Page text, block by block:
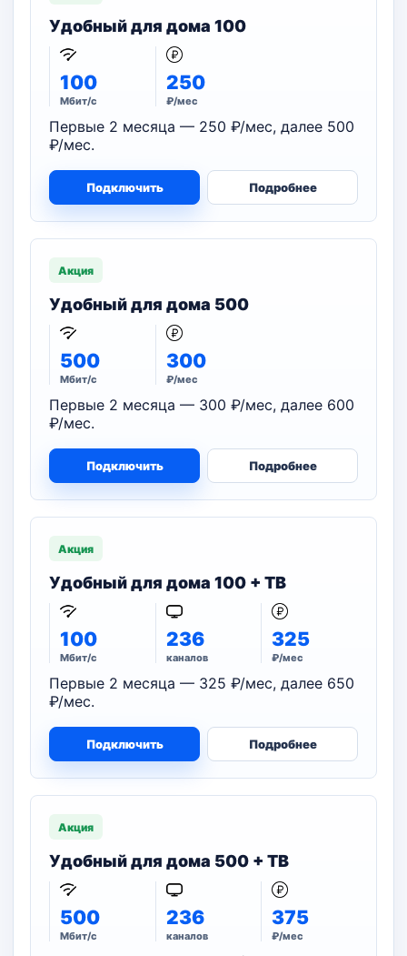
Удобный для дома 100
100
Мбит/с
250
₽/мес
Первые 2 месяца — 250 ₽/мес, далее 500
₽/мес.
Подключить Подробнее
Акция
Удобный для дома 500
500
Мбит/с
300
₽/мес
Первые 2 месяца — 300 ₽/мес, далее 600
₽/мес.
Подключить Подробнее
Акция
Удобный для дома 100 + ТВ
100
Мбит/с
236
каналов
325
₽/мес
Первые 2 месяца — 325 ₽/мес, далее 650
₽/мес.
Подключить Подробнее
Акция
Удобный для дома 500 + ТВ
500
Мбит/с
236
каналов
375
₽/мес